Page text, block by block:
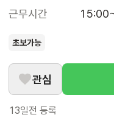
근무시간
초보가능
관심
13일전 등록